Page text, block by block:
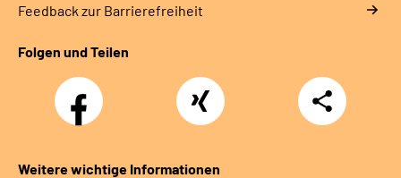
Feedback zur Barrierefreiheit
Folgen und Teilen
Facebook Xing
Teilen
Weitere wichtige Informationen